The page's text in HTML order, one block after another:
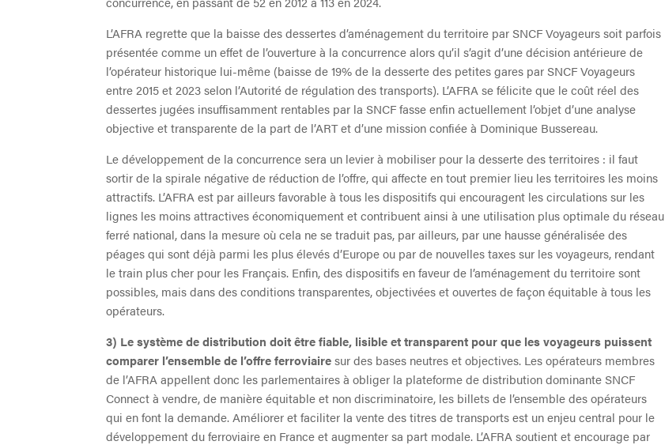
L’AFRA regrette que la baisse des dessertes d’aménagement du territoire par SNCF Voyageurs soit parfois
présentée comme un effet de l’ouverture à la concurrence alors qu’il s’agit d’une décision antérieure de
l’opérateur historique lui-même (baisse de 19% de la desserte des petites gares par SNCF Voyageurs
entre 2015 et 2023 selon l’Autorité de régulation des transports). L’AFRA se félicite que le coût réel des
dessertes jugées insuffisamment rentables par la SNCF fasse enfin actuellement l’objet d’une analyse
objective et transparente de la part de l’ART et d’une mission confiée à Dominique Bussereau.
Le développement de la concurrence sera un levier à mobiliser pour la desserte des territoires : il faut
sortir de la spirale négative de réduction de l’offre, qui affecte en tout premier lieu les territoires les moins
attractifs. L’AFRA est par ailleurs favorable à tous les dispositifs qui encouragent les circulations sur les
lignes les moins attractives économiquement et contribuent ainsi à une utilisation plus optimale du réseau
ferré national, dans la mesure où cela ne se traduit pas, par ailleurs, par une hausse généralisée des
péages qui sont déjà parmi les plus élevés d’Europe ou par de nouvelles taxes sur les voyageurs, rendant
le train plus cher pour les Français. Enfin, des dispositifs en faveur de l’aménagement du territoire sont
possibles, mais dans des conditions transparentes, objectivées et ouvertes de façon équitable à tous les
opérateurs.
3) Le système de distribution doit être fiable, lisible et transparent pour que les voyageurs puissent
comparer l’ensemble de l’offre ferroviairesur des bases neutres et objectives. Les opérateurs membres
de l’AFRA appellent donc les parlementaires à obliger la plateforme de distribution dominante SNCF
Connect à vendre, de manière équitable et non discriminatoire, les billets de l’ensemble des opérateurs
qui en font la demande. Améliorer et faciliter la vente des titres de transports est un enjeu central pour le
développement du ferroviaire en France et augmenter sa part modale. L’AFRA soutient et encourage par